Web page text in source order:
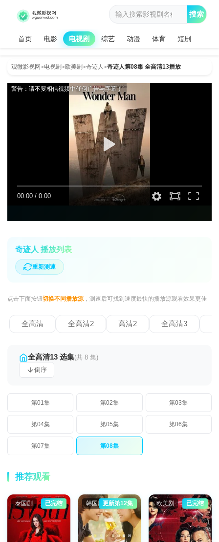
首页 电影 电视剧 综艺 动漫 体育 短剧
搜索
观微影视网>电视剧>欧美剧>奇迹人>奇迹人第08集 全高清13播放
00:00 / 0:00
警告：请不要相信视频中任何广告与字幕！
奇迹人 播放列表
重新测速
点击下面按钮切换不同播放源，测速后可找到速度最快的播放源观看效果更佳
全高清 全高清2 高清2 全高清3
全高清13 选集(共 8 集)
倒序
第01集 第02集 第03集
第04集 第05集 第06集
第07集 第08集
推荐观看
泰国剧 已完结 韩国剧更新第12集 欧美剧 已完结